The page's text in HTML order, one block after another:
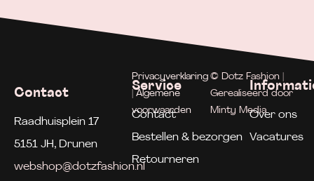
Contact
Raadhuisplein 17
5151 JH, Drunen
webshop@dotzfashion.nl
Service
Contact
Bestellen & bezorgen
Retourneren
Over ons
Vacatures
Privacyverklaring
| Algemene
voorwaarden
© Dotz Fashion |
Gerealiseerd door
Minty Media